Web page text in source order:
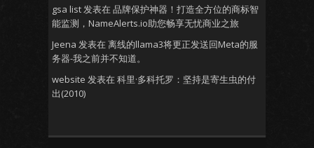
gsa list发表在 品牌保护神器！打造全方位的商标智
能监测，NameAlerts.io助您畅享无忧商业之旅
Jeena 发表在 离线的llama3将更正发送回Meta的服
务器-我之前并不知道。
website 发表在 科里·多科托罗：坚持是寄生虫的付
出(2010)